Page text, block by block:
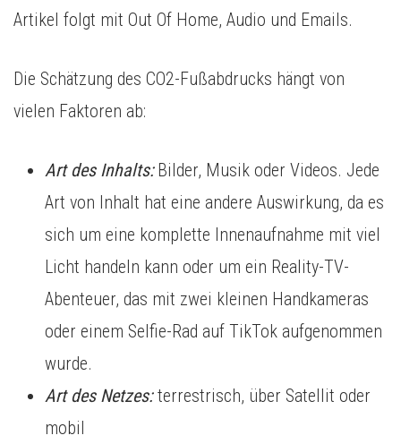
Artikel folgt mit Out Of Home, Audio und Emails.
Die Schätzung des CO2-Fußabdrucks hängt von
vielen Faktoren ab:
Art des Inhalts: Bilder, Musik oder Videos. Jede
Art von Inhalt hat eine andere Auswirkung, da es
sich um eine komplette Innenaufnahme mit viel
Licht handeln kann oder um ein Reality-TV-
Abenteuer, das mit zwei kleinen Handkameras
oder einem Selfie-Rad auf TikTok aufgenommen
wurde.
Art des Netzes:terrestrisch, über Satellit oder
mobil